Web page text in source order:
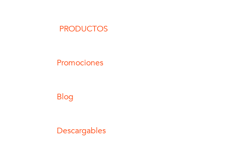
PRODUCTOS
Promociones
Blog
Descargables